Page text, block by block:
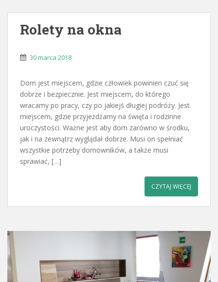
Rolety na okna
30 marca 2018
Dom jest miejscem, gdzie człowiek powinien czuć się
dobrze i bezpiecznie. Jest miejscem, do którego
wracamy po pracy, czy po jakiejś długiej podróży. Jest
miejscem, gdzie przyjeżdżamy na święta i rodzinne
uroczystości. Ważne jest aby dom zarówno w środku,
jak i na zewnątrz wyglądał dobrze. Musi on spełniać
wszystkie potrzeby domowników, a także musi
sprawiać, […]
CZYTAJ WIĘCEJ